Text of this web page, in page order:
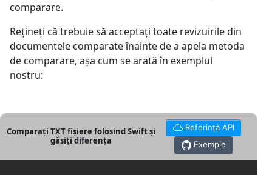
comparare.
Rețineți că trebuie să acceptați toate revizuirile din
documentele comparate înainte de a apela metoda
de comparare, așa cum se arată în exemplul
nostru:
Comparați TXT fișiere folosind Swift și
găsiți diferența
Referință API
Exemple